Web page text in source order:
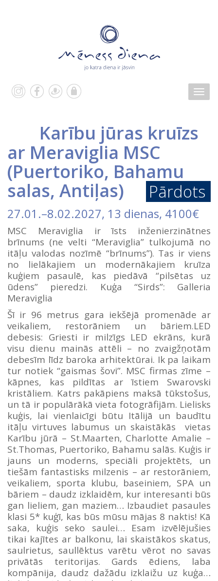
Karību jūras kruīzs
ar Meraviglia MSC
(Puertoriko, Bahamu
salas, Antiļas) Pārdots
27.01.–8.02.2027, 13 dienas, 4100€
MSC Meraviglia ir īsts inženierzinātnes
brīnums (ne velti “Meraviglia” tulkojumā no
itāļu valodas nozīmē “brīnums”). Tas ir viens
no lielākajiem un modernākajiem kruīza
kuģiem pasaulē, kas piedāvā “pilsētas uz
ūdens” pieredzi. Kuģa “Sirds”: Galleria
Meraviglia
Šī ir 96 metrus gara iekšējā promenāde ar
veikaliem, restorāniem un bāriem.LED
debesis: Griesti ir milzīgs LED ekrāns, kurā
visu dienu mainās attēli – no zvaigžņotām
debesīm līdz baroka arhitektūrai. Ik pa laikam
tur notiek “gaismas šovi”. MSC firmas zīme –
kāpnes, kas pildītas ar īstiem Swarovski
kristāliem. Katrs pakāpiens maksā tūkstošus,
un tā ir populārākā vieta fotogrāfijām. Lielisks
kuģis, lai vienlaicīgi būtu Itālijā un baudītu
itāļu virtuves labumus un skaistākās vietas
Karību jūrā – St.Maarten, Charlotte Amalie –
St.Thomas, Puertoriko, Bahamu salās. Kuģis ir
jauns un moderns, speciāli projektēts, un
tiešām fantastisks milzenis – ar restorāniem,
veikaliem, sporta klubu, baseiniem, SPA un
bāriem – daudz izklaidēm, kur interesanti būs
gan lieliem, gan maziem… Izbaudiet pasaules
klasi 5* kuģī, kas būs mūsu mājas 8 naktis! Kā
saka, kuģis seko saulei… Esam izvēlējušies
tikai kajītes ar balkonu, lai skaistākos skatus,
saulrietus, saullēktus varētu vērot no savas
privātās teritorijas. Gards ēdiens, laba
kompānija, daudz dažādu izklaižu uz kuģa…